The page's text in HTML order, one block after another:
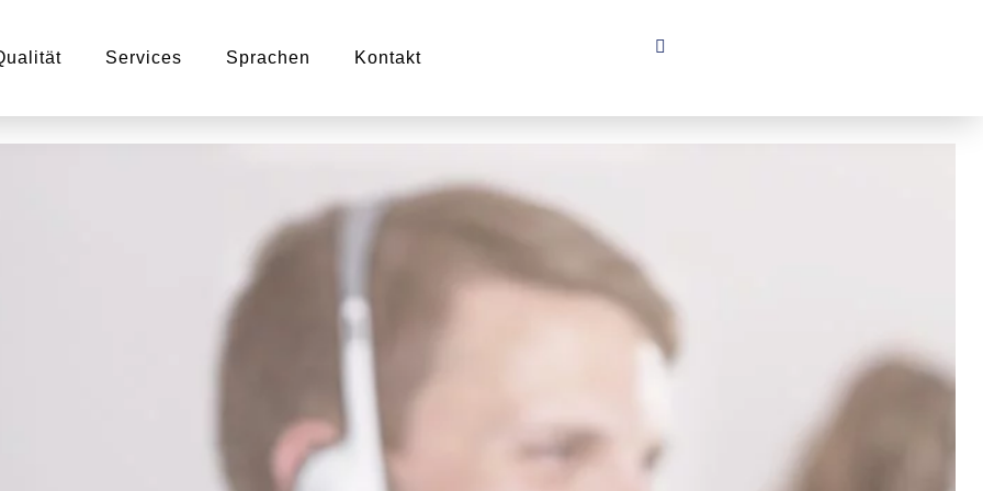
Services Sprachen Kontakt